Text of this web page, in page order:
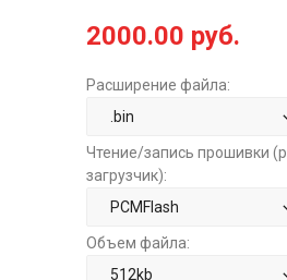
2000.00 руб.
Расширение файла:
Чтение/запись прошивки
загрузчик):
Объем файла: